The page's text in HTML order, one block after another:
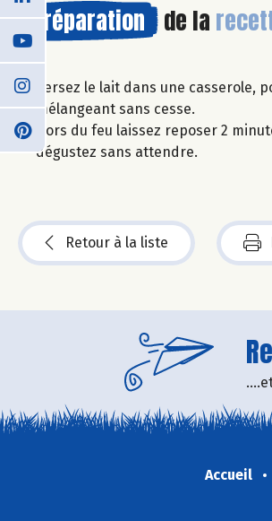
Préparation de la
Versez le lait dans une casserole,
mélangeant sans cesse.
Hors du feu laissez reposer 2
dégustez sans attendre.
Retour à la liste
Accueil